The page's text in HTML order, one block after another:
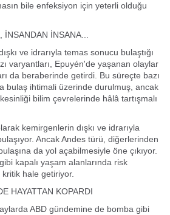
bile enfeksiyon için yeterli olduğu
İNSANA...
ve idrarıyla temas sonucu bulaştığı
varyantları, Epuyén'de yaşanan olaylar
da beraberinde getirdi. Bu süreçte bazı
bulaş ihtimali üzerinde durulmuş, ancak
bilim çevrelerinde hâlâ tartışmalı
kemirgenlerin dışkı ve idrarıyla
Ancak Andes türü, diğerlerinden
da yol açabilmesiyle öne çıkıyor.
kapalı yaşam alanlarında risk
hale getiriyor.
HAYATTAN KOPARDI
ABD gündemine de bomba gibi